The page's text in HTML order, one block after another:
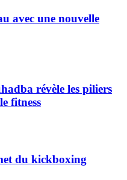
avec une nouvelle
révèle les piliers
fitness
du kickboxing